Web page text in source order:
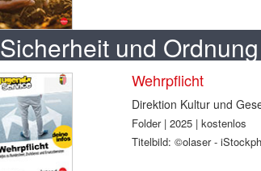
Sicherheit und Ordnung
Wehrpflicht
Direktion Kultur und
Folder | 2025 | kostenlos
Titelbild: ©olaser -